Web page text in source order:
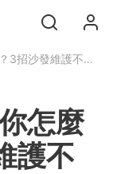
汙垢細菌都在這，你怎麼沒感覺？3招沙發維護不藏私分享
怎麼
護不